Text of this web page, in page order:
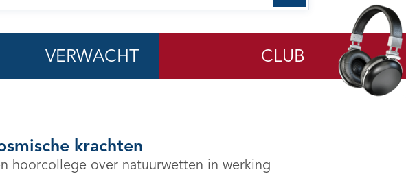
VERWACHT CLUB
krachten
hoorcollege over natuurwetten in werking